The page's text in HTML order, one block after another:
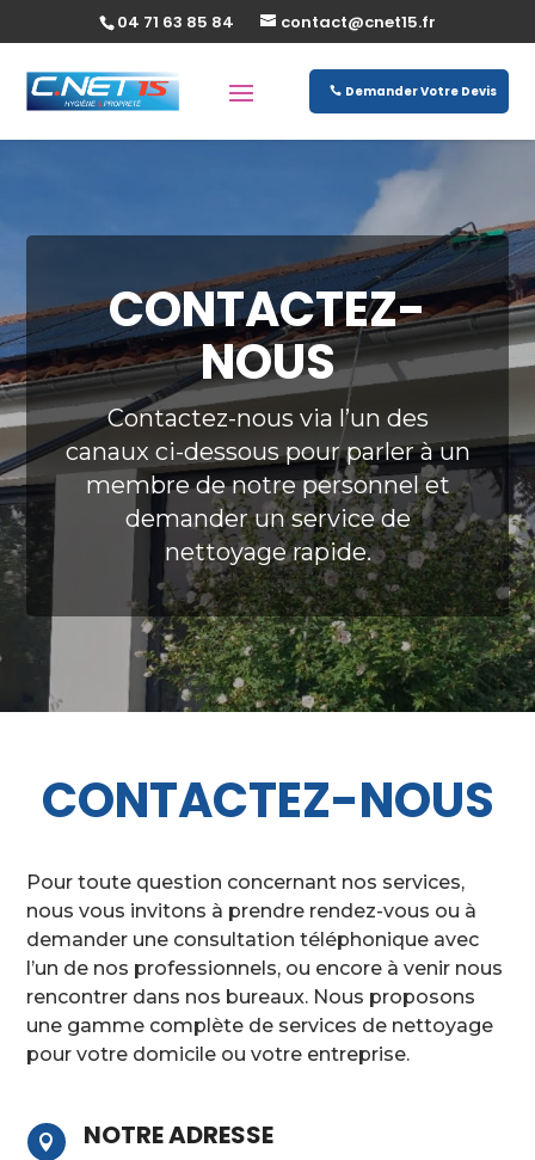
04 71 63 85 84 contact@cnet15.fr
Demander Votre Devis
CONTACTEZ-
NOUS
Contactez-nous via l’un des
canaux ci-dessous pour parler à un
membre de notre personnel et
demander un service de
nettoyage rapide.
CONTACTEZ-NOUS
Pour toute question concernant nos services,
nous vous invitons à prendre rendez-vous ou à
demander une consultation téléphonique avec
l’un de nos professionnels, ou encore à venir nous
rencontrer dans nos bureaux. Nous proposons
une gamme complète de services de nettoyage
pour votre domicile ou votre entreprise.
 NOTRE ADRESSE